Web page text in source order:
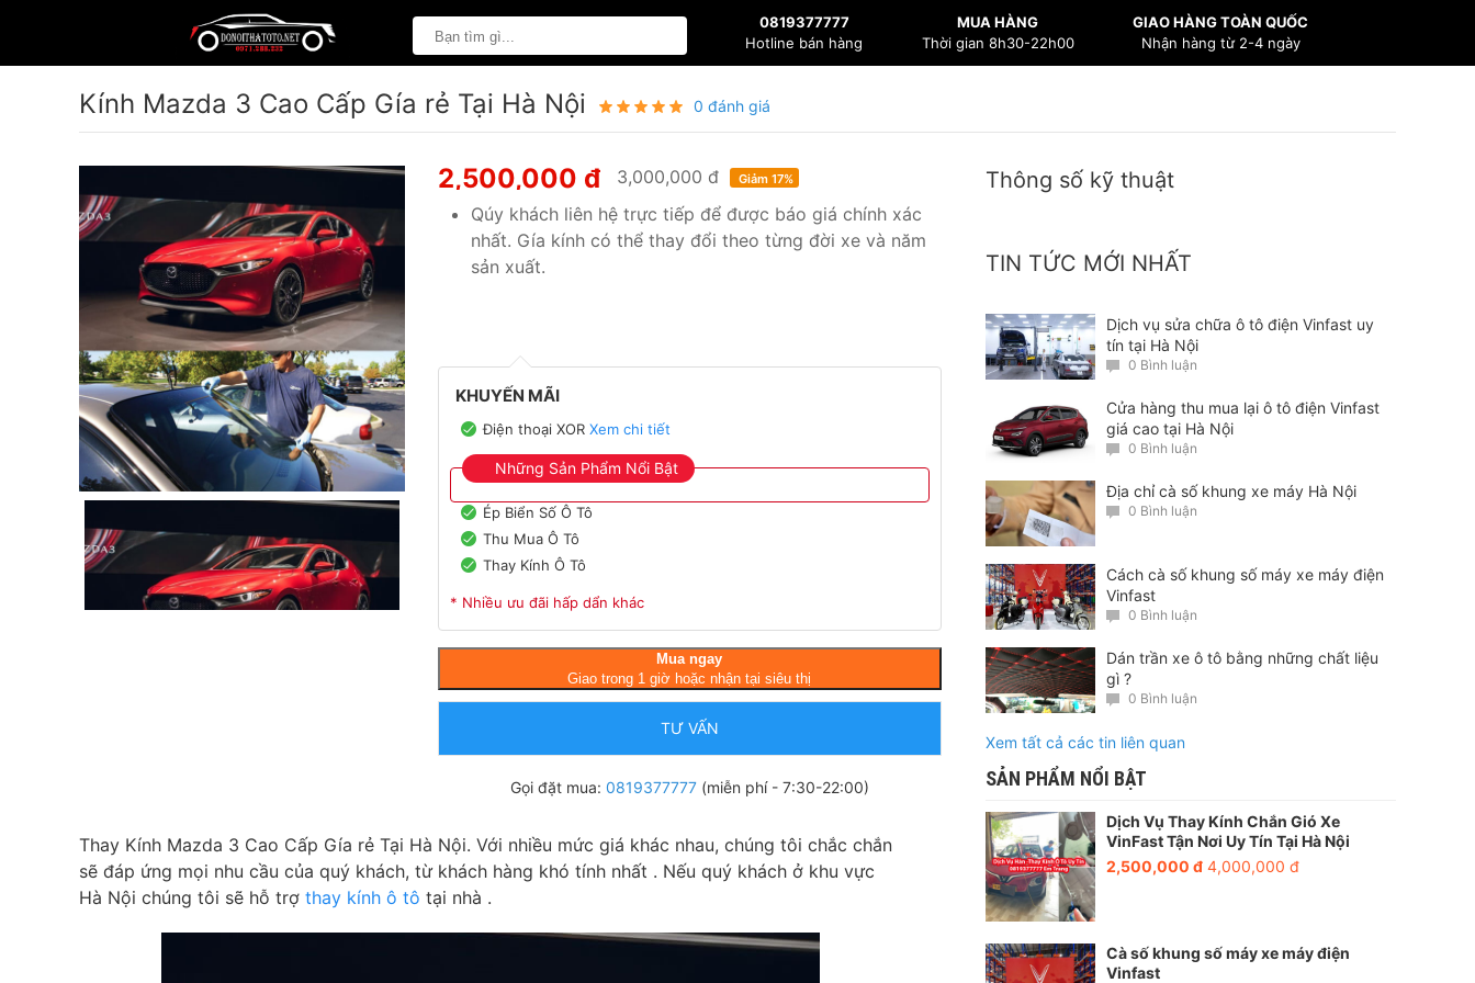
0819377777
Hotline bán hàng
MUA HÀNG
Thời gian 8h30-22h00
GIAO HÀNG TOÀN QUỐC
Nhận hàng từ 2-4 ngày
Kính Mazda 3 Cao Cấp Gía rẻ Tại Hà Nội 0 đánh giá
2,500,000 đ 3,000,000 đ Giảm 17%
Qúy khách liên hệ trực tiếp để được báo giá chính xác
nhất. Gía kính có thể thay đổi theo từng đời xe và năm
sản xuất.
KHUYẾN MÃI
Điện thoại XOR Xem chi tiết
Những Sản Phẩm Nổi Bật
Ép Biển Số Ô Tô
Thu Mua Ô Tô
Thay Kính Ô Tô
* Nhiều ưu đãi hấp dẩn khác
Mua ngay
Giao trong 1 giờ hoặc nhận tại siêu thị
TƯ VẤN
Gọi đặt mua: 0819377777(miễn phí - 7:30-22:00)
Thay Kính Mazda 3 Cao Cấp Gía rẻ Tại Hà Nội. Với nhiều mức giá khác nhau, chúng tôi chắc chắn
sẽ đáp ứng mọi nhu cầu của quý khách, từ khách hàng khó tính nhất . Nếu quý khách ở khu vực
Hà Nội chúng tôi sẽ hỗ trợ thay kính ô tô tại nhà .
Thông số kỹ thuật
TIN TỨC MỚI NHẤT
Dịch vụ sửa chữa ô tô điện Vinfast uy
tín tại Hà Nội
0 Bình luận
Cửa hàng thu mua lại ô tô điện Vinfast
giá cao tại Hà Nội
0 Bình luận
Địa chỉ cà số khung xe máy Hà Nội
0 Bình luận
Cách cà số khung số máy xe máy điện
Vinfast
0 Bình luận
Dán trần xe ô tô bằng những chất liệu
gì ?
0 Bình luận
Xem tất cả các tin liên quan
SẢN PHẨM NỔI BẬT
Dịch Vụ Thay Kính Chắn Gió Xe
VinFast Tận Nơi Uy Tín Tại Hà Nội
2,500,000 đ 4,000,000 đ
Cà số khung số máy xe máy điện
Vinfast